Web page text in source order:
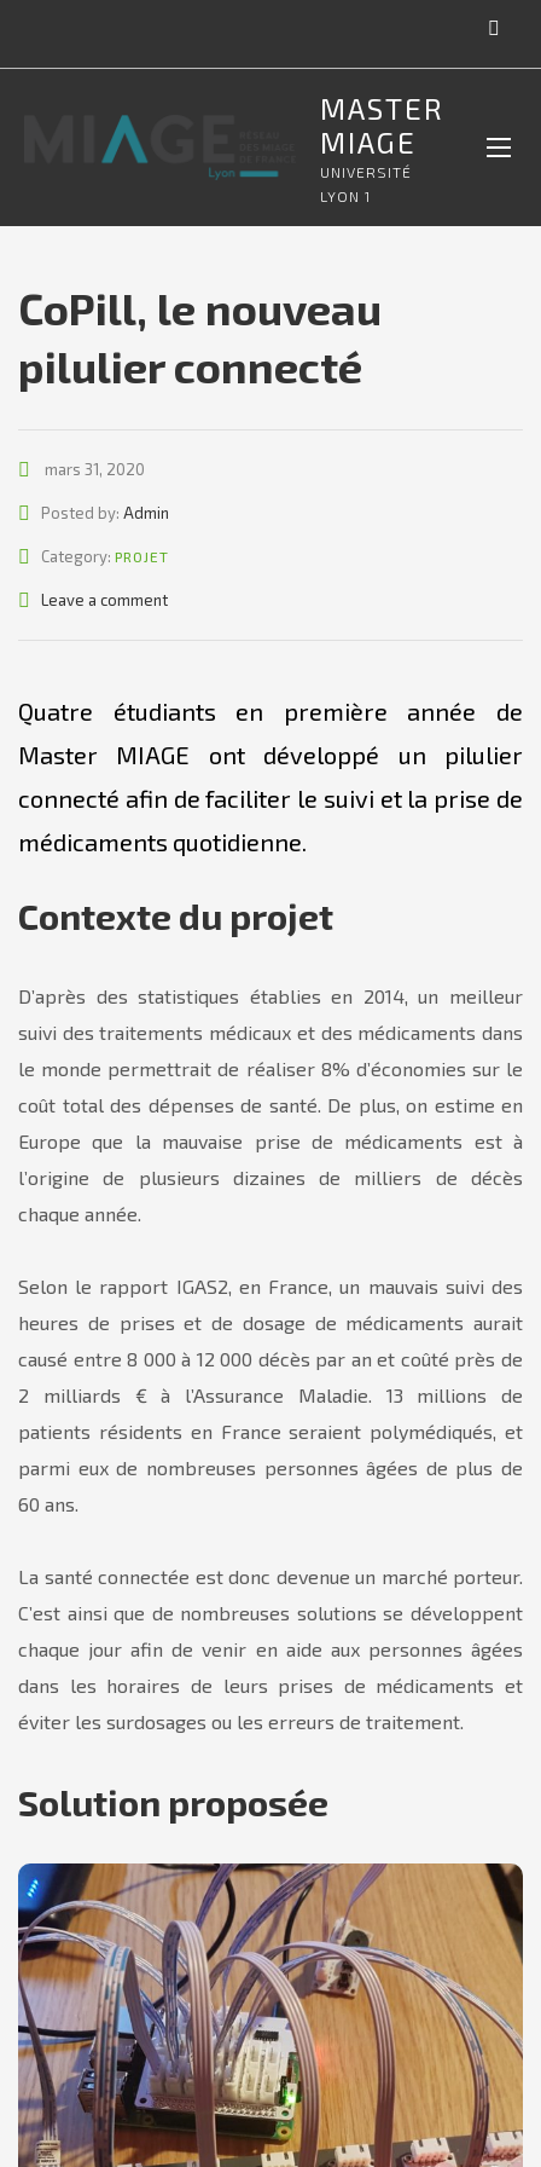
MASTER
MIAGE
UNIVERSITÉ
LYON 1
CoPill, le nouveau
pilulier connecté
mars 31, 2020
Posted by: Author
Admin
Category: PROJET
Leave a comment
Quatre étudiants en première année de
Master MIAGE ont développé un pilulier
connecté afin de faciliter le suivi et la prise de
médicaments quotidienne.
Contexte du projet
D’après des statistiques établies en 2014, un meilleur
suivi des traitements médicaux et des médicaments dans
le monde permettrait de réaliser 8% d’économies sur le
coût total des dépenses de santé. De plus, on estime en
Europe que la mauvaise prise de médicaments est à
l’origine de plusieurs dizaines de milliers de décès
chaque année.
Selon le rapport IGAS2, en France, un mauvais suivi des
heures de prises et de dosage de médicaments aurait
causé entre 8 000 à 12 000 décès par an et coûté près de
2 milliards € à l’Assurance Maladie. 13 millions de
patients résidents en France seraient polymédiqués, et
parmi eux de nombreuses personnes âgées de plus de
60 ans.
La santé connectée est donc devenue un marché porteur.
C’est ainsi que de nombreuses solutions se développent
chaque jour afin de venir en aide aux personnes âgées
dans les horaires de leurs prises de médicaments et
éviter les surdosages ou les erreurs de traitement.
Solution proposée
Le pilulier connecté
Module permettant de rendre le pilulier connecté.
Composé d’une carte Raspberry Pi et de plusieurs
capteurs :
6 LED